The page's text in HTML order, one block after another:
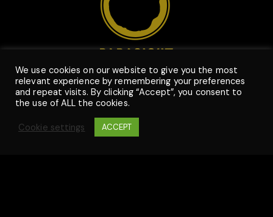
Szlak 77/222
31-153 Krakow, POLAND
VAT ID: PL6772446986
We use cookies on our website to give you the most
relevant experience by remembering your preferences
and repeat visits. By clicking “Accept”, you consent to
the use of ALL the cookies.
Cookie settings
ACCEPT